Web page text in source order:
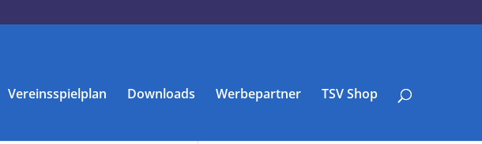
Vereinsspielplan Downloads Werbepartner TSV Shop